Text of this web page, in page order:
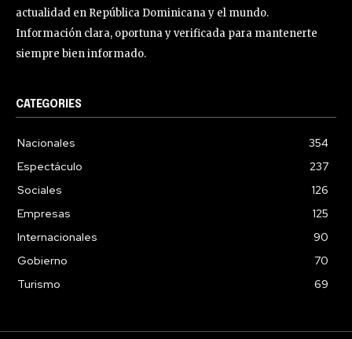
actualidad en República Dominicana y el mundo.
Información clara, oportuna y verificada para mantenerte
siempre bien informado.
CATEGORIES
Nacionales
354
Espectáculo
237
Sociales
126
Empresas
125
Internacionales
90
Gobierno
70
Turismo
69